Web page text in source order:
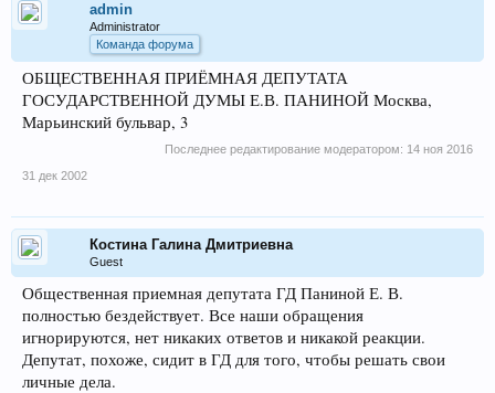
admin
Administrator
Команда форума
ОБЩЕСТВЕННАЯ ПРИЁМНАЯ ДЕПУТАТА
ГОСУДАРСТВЕННОЙ ДУМЫ Е.В. ПАНИНОЙ Москва,
Марьинский бульвар, 3
Последнее редактирование модератором: 14 ноя 2016
31 дек 2002
Костина Галина Дмитриевна
Guest
Общественная приемная депутата ГД Паниной Е. В.
полностью бездействует. Все наши обращения
игнорируются, нет никаких ответов и никакой реакции.
Депутат, похоже, сидит в ГД для того, чтобы решать свои
личные дела.